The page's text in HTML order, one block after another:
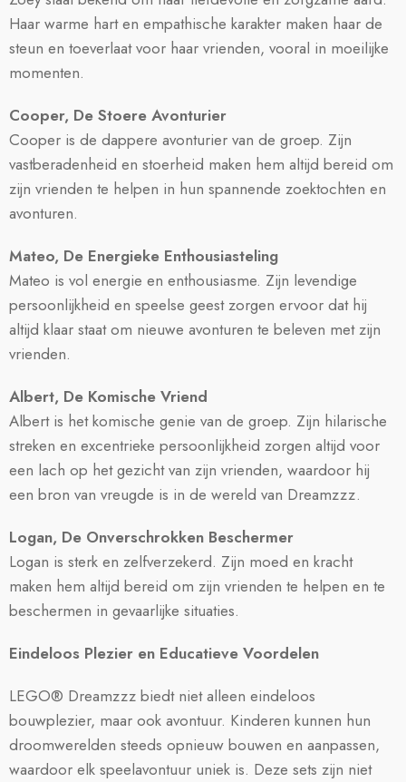
Haar warme hart en empathische karakter maken haar de
steun en toeverlaat voor haar vrienden, vooral in moeilijke
momenten.
Cooper, De Stoere Avonturier
Cooper is de dappere avonturier van de groep. Zijn
vastberadenheid en stoerheid maken hem altijd bereid om
zijn vrienden te helpen in hun spannende zoektochten en
avonturen.
Mateo, De Energieke Enthousiasteling
Mateo is vol energie en enthousiasme. Zijn levendige
persoonlijkheid en speelse geest zorgen ervoor dat hij
altijd klaar staat om nieuwe avonturen te beleven met zijn
vrienden.
Albert, De Komische Vriend
Albert is het komische genie van de groep. Zijn hilarische
streken en excentrieke persoonlijkheid zorgen altijd voor
een lach op het gezicht van zijn vrienden, waardoor hij
een bron van vreugde is in de wereld van Dreamzzz.
Logan, De Onverschrokken Beschermer
Logan is sterk en zelfverzekerd. Zijn moed en kracht
maken hem altijd bereid om zijn vrienden te helpen en te
beschermen in gevaarlijke situaties.
Eindeloos Plezier en Educatieve Voordelen
LEGO® Dreamzzz biedt niet alleen eindeloos
bouwplezier, maar ook avontuur. Kinderen kunnen hun
droomwerelden steeds opnieuw bouwen en aanpassen,
waardoor elk speelavontuur uniek is. Deze sets zijn niet